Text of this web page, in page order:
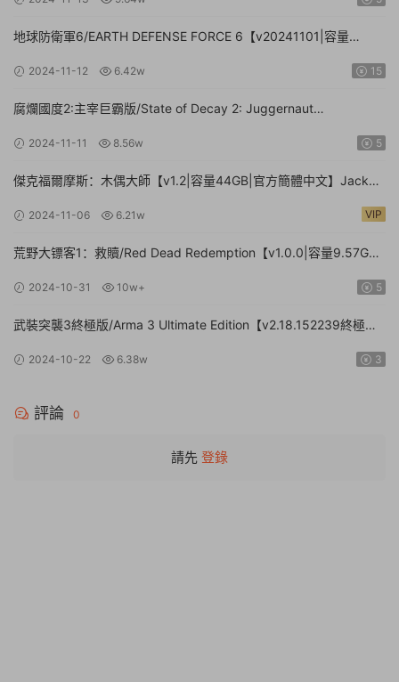
文|贈多項修改器】
地球防衛軍6/EARTH DEFENSE FORCE 6【v20241101|容量
2024-11-12 6.42w 15
腐爛國度2:主宰巨霸版/State of Decay 2: Juggernaut
2024-11-11 8.56w 5
傑克福爾摩斯：木偶大師【v1.2|容量44GB|官方簡體中文】Jack
2024-11-06 6.21w VIP
荒野大镖客1：救贖/Red Dead Redemption【v1.0.0|容量9.57GB|
2024-10-31 10w+ 5
武裝突襲3終極版/Arma 3 Ultimate Edition【v2.18.152239終極版|
2024-10-22 6.38w 3
評論 0
請先 登錄